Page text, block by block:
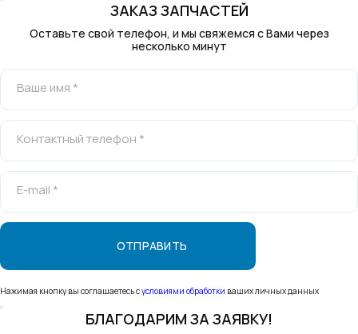
ЗАКАЗ ЗАПЧАСТЕЙ
Оставьте свой телефон, и мы свяжемся с Вами через
несколько минут
Ваше имя *
Контактный телефон *
E-mail *
Нажимая кнопку вы соглашаетесь сусловиями обработки ваших личных данных
БЛАГОДАРИМ ЗА ЗАЯВКУ!